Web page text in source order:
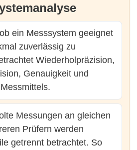
ein Messsystem geeignet
zuverlässig zu
Wiederholpräzision,
Genauigkeit und
Messungen an gleichen
Prüfern werden
getrennt betrachtet. So